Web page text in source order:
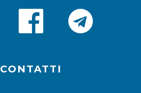
CONTATTI